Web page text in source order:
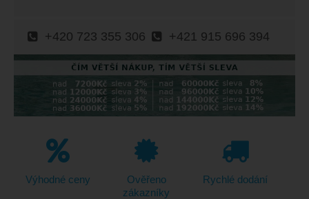
+420 723 355 306 +421 915 696 394
Výhodné ceny
Ověřeno
zákazníky
Rychlé dodání